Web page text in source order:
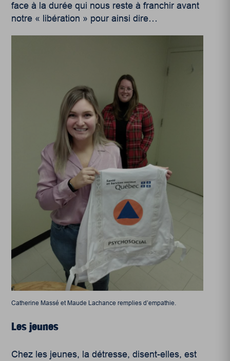
face à la durée qui nous reste à franchir avant
notre « libération » pour ainsi dire…
Catherine Massé et Maude Lachance remplies d’empathie.
Les jeunes
Chez les jeunes, la détresse, disent-elles, est